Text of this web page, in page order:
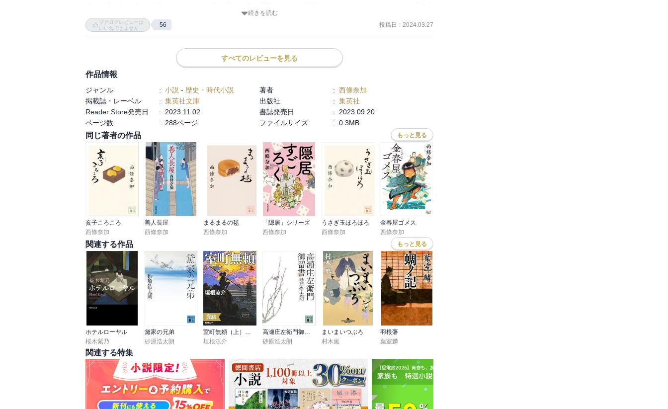
体が不自由な息子と暮らす母親
遊郭時代のあこがれ？の遊女との再会。
しかし、その遊女は..
これ、ちょっと哀しい
■灰の男
心町の差配の男の哀しい過去。
そして、今もそれに縛られている。
その縛られた過去の真相は、あまりに厳しい。
なんとも辛いですね。
ということで、哀しい、厳しい、そんな物語でした。
灰の男で収斂したところもあり、この作品が一番好きですね。
夏草」では嫁から息子を取り返した母親の狂気が怖い怖い。
最後に語られる長屋の差配の物語「灰の男」は、男の人生のやるせなさがたっぷりの反面、これまでのすべての
とても上手だなあと思ったが、ちょっと上手が過ぎる感じも実はして、それ以上の感想が浮かんでこない。
続きを読む
ブクログレビューは
いいねできません
56 投稿日 : 2024.03.27
すべてのレビューを見る
作品情報
ジャンル : 小説 - 歴史・時代小説 著者 : 西條奈加
掲載誌・レーベル
: 集英社文庫 出版社 : 集英社
Reader Store発売日
: 2023.11.02 書誌発売日 :
2023.09.20
ページ数
: 288ページ ファイルサイズ : 0.3MB
同じ著者の作品 もっと見る
亥子ころころ
西條奈加
善人長屋
西條奈加
まるまるの毬
西條奈加
「隠居」シリーズ
西條奈加
うさぎ玉ほろほろ
西條奈加
金春屋ゴメス
西條奈加
関連する作品 もっと見る
ホテルローヤル
桜木紫乃
黛家の兄弟
砂原浩太朗
完結
垣根涼介
高瀬庄左衛門御留書
砂原浩太朗
まいまいつぶろ
村木嵐
羽根藩
葉室麟
関連する特集